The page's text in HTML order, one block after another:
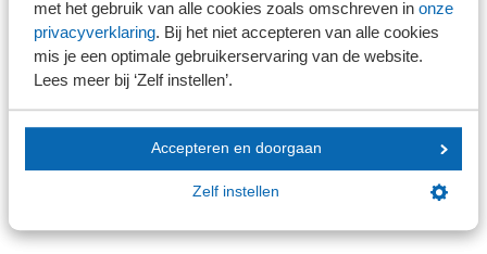
met het gebruik van alle cookies zoals omschreven in onze
privacyverklaring. Bij het niet accepteren van alle cookies
mis je een optimale gebruikerservaring van de website.
Lees meer bij ‘Zelf instellen’.
Accepteren en doorgaan
Zelf instellen
Het wetsvoorstel is vandaag ingediend bij de Tweede
Kamer en moet in werking treden per 1 januari 2026. Om
te voorkomen dat tussen nu en 1 januari 2026 de lijfrente
maatregelen in met terugwerkende kracht. Over
uitbetalingen die worden gedaan na 25 april 2025 moet
dan altijd belasting worden betaald.